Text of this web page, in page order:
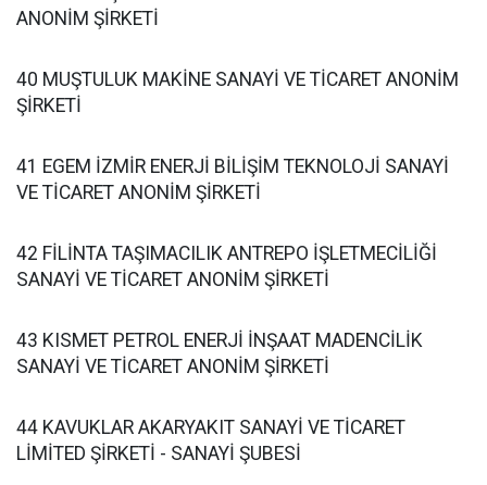
ANONİM ŞİRKETİ
40 MUŞTULUK MAKİNE SANAYİ VE TİCARET ANONİM
ŞİRKETİ
41 EGEM İZMİR ENERJİ BİLİŞİM TEKNOLOJİ SANAYİ
VE TİCARET ANONİM ŞİRKETİ
42 FİLİNTA TAŞIMACILIK ANTREPO İŞLETMECİLİĞİ
SANAYİ VE TİCARET ANONİM ŞİRKETİ
43 KISMET PETROL ENERJİ İNŞAAT MADENCİLİK
SANAYİ VE TİCARET ANONİM ŞİRKETİ
44 KAVUKLAR AKARYAKIT SANAYİ VE TİCARET
LİMİTED ŞİRKETİ - SANAYİ ŞUBESİ